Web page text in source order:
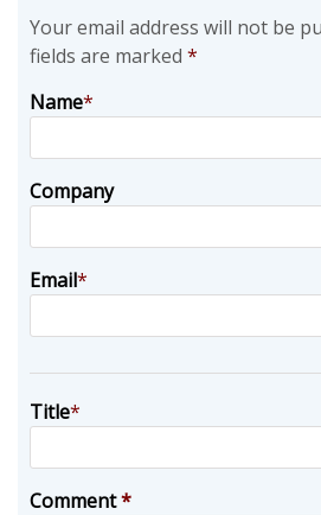
Your email address will not be
fields are marked *
Name*
Company
Email*
Title*
Comment*